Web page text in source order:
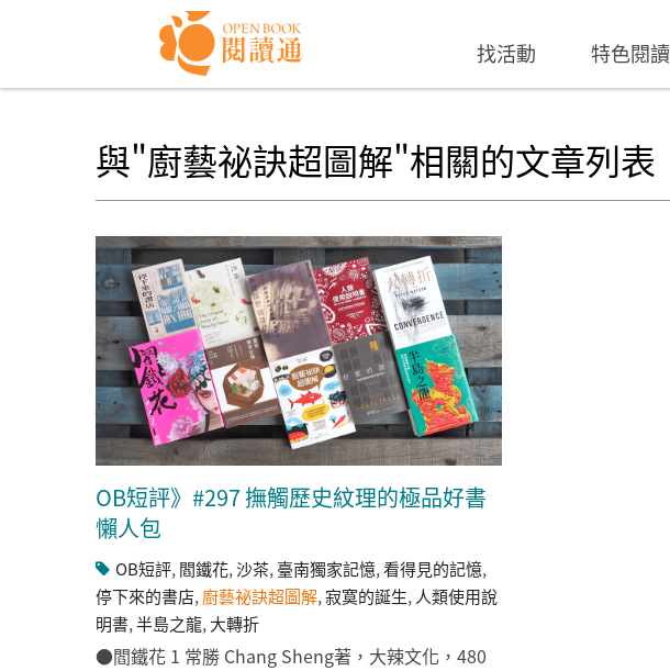
找活動 特色閱
與"廚藝祕訣超圖解"相關的文章列表
OB短評》#297 撫觸歷史紋理的極品好書
懶人包
OB短評,閻鐵花,沙茶,臺南獨家記憶,看得見的記憶,
停下來的書店,廚藝祕訣超圖解,寂寞的誕生,人類使用說
明書,半島之龍,大轉折
●閻鐵花 1 常勝 Chang Sheng著，大辣文化，480